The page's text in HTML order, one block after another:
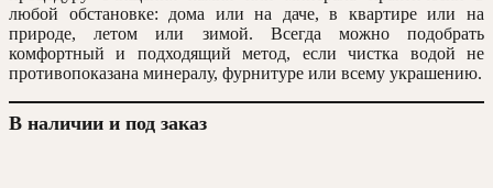
любой обстановке: дома или на даче, в квартире или на
природе, летом или зимой. Всегда можно подобрать
комфортный и подходящий метод, если чистка водой не
противопоказана минералу, фурнитуре или всему украшению.
В наличии и под заказ